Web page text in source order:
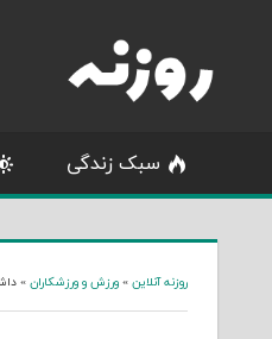
content
سبک زندگی
روزنه آنلاین »ورزش و ورزشکاران »